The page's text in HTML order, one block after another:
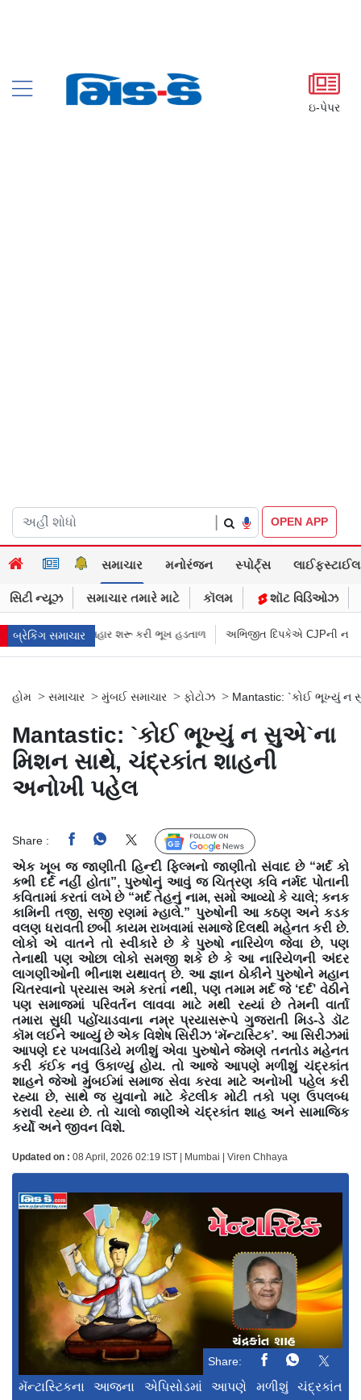
ઇ-પેપર
OPEN APP
સમાચાર મનોરંજન સ્પોર્ટ્સ લાઈફસ્ટાઈલ
સિટી ન્યૂઝ સમાચાર તમારે માટે કૉલમ શૉટ વિડિઓઝ
બ્રેકિંગ સમાચાર
ભૂખ હડતાળ અભિજીત દિપકેએ CJPની નવી નીતિ જાહેર કરી, સપ્ટેમ્બરથી
હોમ > સમાચાર > મુંબઈ સમાચાર > ફોટોઝ > Mantastic: `કોઈ ભૂખ્યું ન
Mantastic: `કોઈ ભૂખ્યું ન સુએ`ના
મિશન સાથે, ચંદ્રકાંત શાહની
અનોખી પહેલ
Share : Follow Us
એક ખૂબ જ જાણીતી હિન્દી ફિલ્મનો જાણીતો સંવાદ છે “મર્દ કો
કભી દર્દ નહીં હોતા”, પુરુષોનું આવું જ ચિત્રણ કવિ નર્મદ પોતાની
કવિતામાં કરતાં લખે છે “મર્દ તેહનું નામ, સમો આવ્યો કે ચાલે; કનક
કામિની તજી, સજી રણમાં મ્હાલે.” પુરુષોની આ કઠણ અને કડક
વલણ ધરાવતી છબી કાયમ રાખવામાં સમાજે દિલથી મહેનત કરી છે.
લોકો એ વાતને તો સ્વીકારે છે કે પુરુષો નારિયેળ જેવા છે, પણ
તેનાથી પણ ઓછા લોકો સમજી શકે છે કે આ નારિયેળની અંદર
લાગણીઓની ભીનાશ યથાવત્ છે. આ જ્ઞાન ઠોકીને પુરુષોને મહાન
ચિતરવાનો પ્રયાસ અમે કરતાં નથી, પણ તમામ મર્દ જે ‘દર્દ’ વેઠીને
પણ સમાજમાં પરિવર્તન લાવવા માટે મથી રહ્યાં છે તેમની વાર્તા
તમારા સુધી પહોંચાડવાના નમ્ર પ્રયાસરૂપે ગુજરાતી મિડ-ડે ડૉટ
કૉમ લઈને આવ્યું છે એક વિશેષ સિરીઝ ‘મૅન્ટાસ્ટિક’. આ સિરીઝમાં
આપણે દર પખવાડિયે મળીશું એવા પુરુષોને જેમણે તનતોડ મહેનત
કરી કંઈક નવું ઉકાળ્યું હોય. તો આજે આપણે મળીશું ચંદ્રકાંત
શાહને જેઓ મુંબઈમાં સમાજ સેવા કરવા માટે અનોખી પહેલ કરી
રહ્યા છે, સાથે જ યુવાનો માટે કેટલીક મોટી તકો પણ ઉપલબ્ધ
કરાવી રહ્યા છે. તો ચાલો જાણીએ ચંદ્રકાંત શાહ અને સામાજિક
કર્યો અને જીવન વિશે.
Updated on : 08 April, 2026 02:19 IST | Mumbai | Viren Chhaya
Share:
મૅન્ટાસ્ટિકના આજના એપિસોડમાં આપણે મળીશું ચંદ્રકાંત